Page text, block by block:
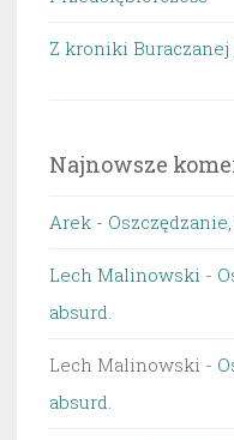
Z kroniki
Najnowsze
Arek -
Lech Malinowski -
absurd.
Lech Malinowski -
absurd.